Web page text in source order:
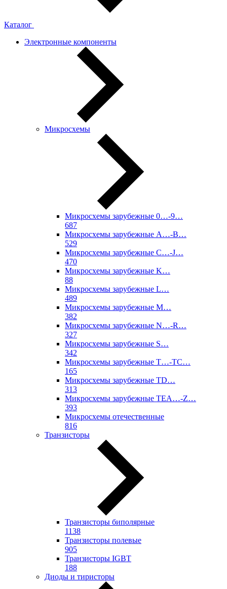
Каталог
Электронные компоненты
Микросхемы
Микросхемы зарубежные 0…-9…
687
Микросхемы зарубежные A…-B…
529
Микросхемы зарубежные C…-J…
470
Микросхемы зарубежные K…
88
Микросхемы зарубежные L…
489
Микросхемы зарубежные M…
382
Микросхемы зарубежные N…-R…
327
Микросхемы зарубежные S…
342
Микросхемы зарубежные T…-TC…
165
Микросхемы зарубежные TD…
313
Микросхемы зарубежные TEA…-Z…
393
Микросхемы отечественные
816
Транзисторы
Транзисторы биполярные
1138
Транзисторы полевые
905
Транзисторы IGBT
188
Диоды и тиристоры